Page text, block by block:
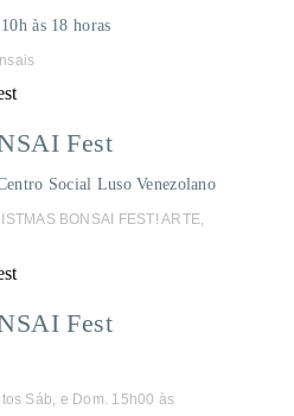
às 18 horas
Fest
Social Luso Venezolano
BONSAI FEST! ARTE,
Fest
Sáb, e Dom. 15h00 às